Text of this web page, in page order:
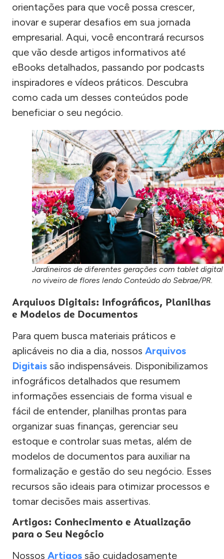
orientações para que você possa crescer,
inovar e superar desafios em sua jornada
empresarial. Aqui, você encontrará recursos
que vão desde artigos informativos até
eBooks detalhados, passando por podcasts
inspiradores e vídeos práticos. Descubra
como cada um desses conteúdos pode
beneficiar o seu negócio.
Jardineiros de diferentes gerações com tablet digital
no viveiro de flores lendo Conteúdo do Sebrae/PR.
Arquivos Digitais: Infográficos, Planilhas
e Modelos de Documentos
Para quem busca materiais práticos e
aplicáveis no dia a dia, nossos Arquivos
Digitais são indispensáveis. Disponibilizamos
infográficos detalhados que resumem
informações essenciais de forma visual e
fácil de entender, planilhas prontas para
organizar suas finanças, gerenciar seu
estoque e controlar suas metas, além de
modelos de documentos para auxiliar na
formalização e gestão do seu negócio. Esses
recursos são ideais para otimizar processos e
tomar decisões mais assertivas.
Artigos: Conhecimento e Atualização
para o Seu Negócio
Nossos Artigos são cuidadosamente